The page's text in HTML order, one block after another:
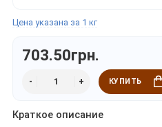
Цена указана за 1 кг
703.50грн.
КУПИТЬ
Краткое описание